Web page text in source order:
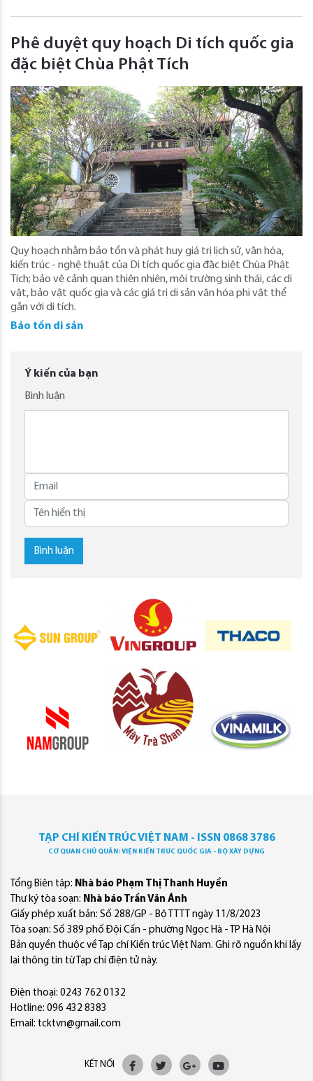
Phê duyệt quy hoạch Di tích quốc gia
đặc biệt Chùa Phật Tích
Quy hoạch nhằm bảo tồn và phát huy giá trị lịch sử, văn hóa,
kiến trúc - nghệ thuật của Di tích quốc gia đặc biệt Chùa Phật
Tích; bảo vệ cảnh quan thiên nhiên, môi trường sinh thái, các di
vật, bảo vật quốc gia và các giá trị di sản văn hóa phi vật thể
gắn với di tích.
Bảo tồn di sản
Ý kiến của bạn
Bình luận
Bình luận
TẠP CHÍ KIẾN TRÚC VIỆT NAM - ISSN 0868 3786
CƠ QUAN CHỦ QUẢN: VIỆN KIẾN TRÚC QUỐC GIA - BỘ XÂY DỰNG
Tổng Biên tập: Nhà báo Phạm Thị Thanh Huyền
Thư ký tòa soạn: Nhà báo Trần Văn Ánh
Giấy phép xuất bản: Số 288/GP - Bộ TTTT ngày 11/8/2023
Tòa soạn: Số 389 phố Đội Cấn - phường Ngọc Hà - TP Hà Nội
Bản quyền thuộc về Tạp chí Kiến trúc Việt Nam. Ghi rõ nguồn khi lấy
lại thông tin từ Tạp chí điện tử này.
Điện thoại: 0243 762 0132
Hotline: 096 432 8383
Email: tcktvn@gmail.com
KẾT NỐI